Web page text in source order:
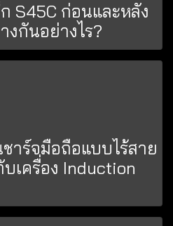
S45C ก่อนและหลัง
งกันอย่างไร?
าร์จมือถือแบบไร้สาย
เครื่อง Induction